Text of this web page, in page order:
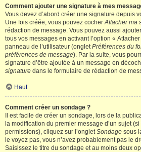
Comment ajouter une signature à mes
Vous devez d’abord créer une signature depuis
Une fois créée, vous pouvez cocherAttacher ma
rédaction de message. Vous pouvez aussi
tous vos messages en activant l’option «
panneau de l’utilisateur (ongletPréférences du
préférences de message). Par la suite, vous
signature d’être ajoutée à un message en
signature dans le formulaire de rédaction de
Haut
Comment créer un sondage ?
Il est facile de créer un sondage, lors de la
la modification du premier message d’un sujet
permissions), cliquez sur l’ongletSondage sous
le voyez pas, vous n’avez probablement pas le
Saisissez le titre du sondage et au moins deux